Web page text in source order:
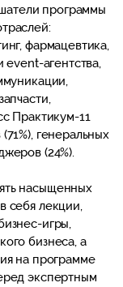
программы
фармацевтика,
агентства,
Практикум-11
генеральных
(24%).
насыщенных
себя лекции,
игры,
бизнеса, а
на программе
экспертным